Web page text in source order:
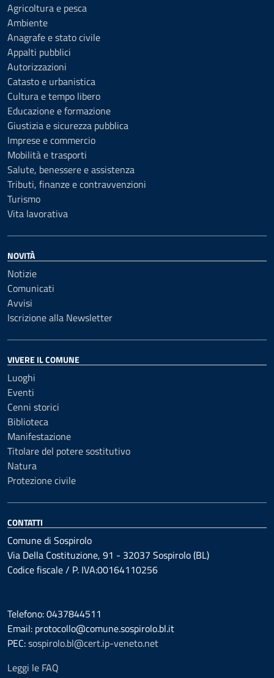
Agricoltura e pesca
Ambiente
Anagrafe e stato civile
Appalti pubblici
Autorizzazioni
Catasto e urbanistica
Cultura e tempo libero
Educazione e formazione
Giustizia e sicurezza pubblica
Imprese e commercio
Mobilità e trasporti
Salute, benessere e assistenza
Tributi, finanze e contravvenzioni
Turismo
Vita lavorativa
NOVITÀ
Notizie
Comunicati
Avvisi
Iscrizione alla Newsletter
VIVERE IL COMUNE
Luoghi
Eventi
Cenni storici
Biblioteca
Manifestazione
Titolare del potere sostitutivo
Natura
Protezione civile
CONTATTI
Comune di Sospirolo
Via Della Costituzione, 91 - 32037 Sospirolo (BL)
Codice fiscale / P. IVA:00164110256
Telefono: 0437844511
Email: protocollo@comune.sospirolo.bl.it
PEC:sospirolo.bl@cert.ip-veneto.net
Leggi le FAQ